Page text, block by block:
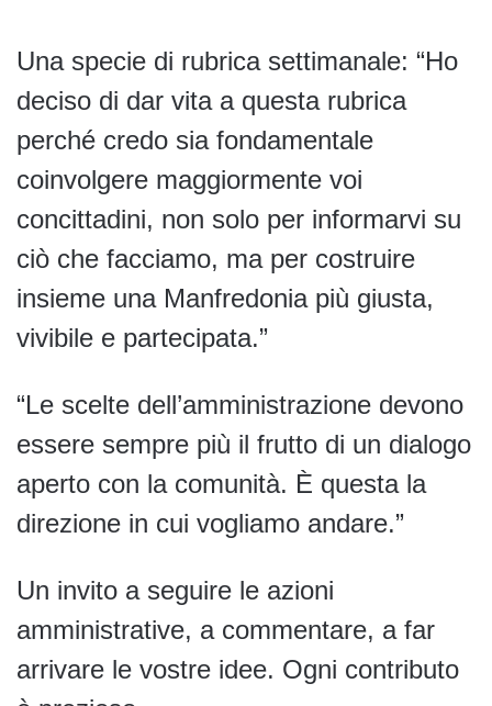
Una specie di rubrica settimanale: “Ho
deciso di dar vita a questa rubrica
perché credo sia fondamentale
coinvolgere maggiormente voi
concittadini, non solo per informarvi su
ciò che facciamo, ma per costruire
insieme una Manfredonia più giusta,
vivibile e partecipata.”
“Le scelte dell’amministrazione devono
essere sempre più il frutto di un dialogo
aperto con la comunità. È questa la
direzione in cui vogliamo andare.”
Un invito a seguire le azioni
amministrative, a commentare, a far
arrivare le vostre idee. Ogni contributo